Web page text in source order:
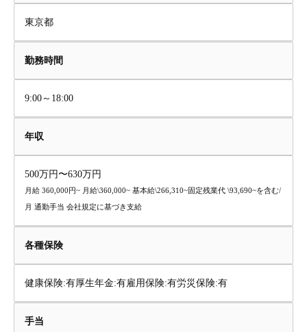
東京都
勤務時間
9:00～18:00
年収
500万円〜630万円
月給 360,000円~ 月給\360,000~ 基本給\266,310~固定残業代 \93,690~を含む/
月 通勤手当 会社規定に基づき支給
各種保険
健康保険:有厚生年金:有雇用保険:有労災保険:有
手当